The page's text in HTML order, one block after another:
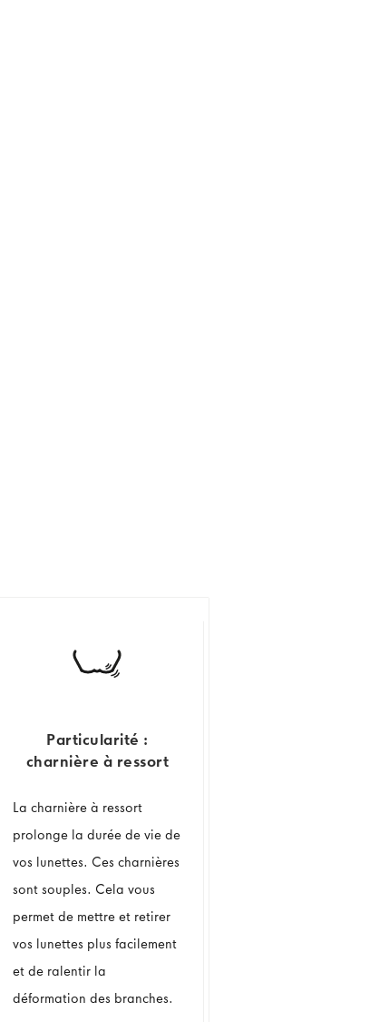
Particularité :
charnière à ressort
La charnière à ressort
prolonge la durée de vie de
vos lunettes. Ces charnières
sont souples. Cela vous
permet de mettre et retirer
vos lunettes plus facilement
et de ralentir la
déformation des branches.